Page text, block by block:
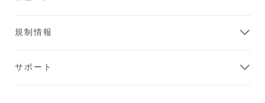
規制情報
サポート